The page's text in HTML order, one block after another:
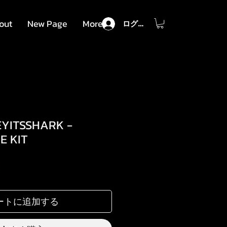
New Page More ログイン
-
KIT
トに追加する